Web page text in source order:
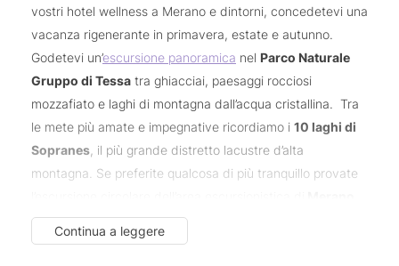
Giardini di Castel Trauttmansdorffcon oltre 80
ambienti botanici provenienti da tutto il mondo, il
Kurhauscon la sua magnifica sala in stile liberty, il
famosissimoippodromo, nonché lo storicoCastel
Tiroloa Tirolo paese e lo storico centro di
allevamento dei cavalli avelignesi.
vostri hotel wellness a Merano e dintorni, concedetevi una
vacanza rigenerante in primavera, estate e autunno.
Godetevi un’escursione panoramica nel Parco Naturale
Gruppo di Tessa tra ghiacciai, paesaggi rocciosi
mozzafiato e laghi di montagna dall’acqua cristallina. Tra
le mete più amate e impegnative ricordiamo i 10 laghi di
Sopranes , il più grande distretto lacustre d’alta
montagna. Se preferite qualcosa di più tranquillo provate
2000che vi regalerà splendidi
il vostro cuore batte per la bicicletta
Continua a leggere